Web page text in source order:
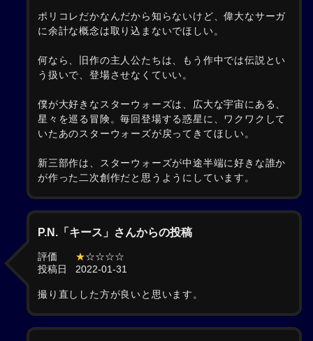
ポリコレだかなんだから知らないけど、偉大なサーガ
に余計な概念は取り込まないでほしい。
何なら、旧作の主人公たちは、もう作中では伝説とい
う扱いで、登場させなくていい。
僕が大好きなスターウォーズは、広大な宇宙にある、
星々を巡る冒険。毎回登場する惑星に、ワクワクして
いたあのスターウォーズが戻ってきてほしい。
新三部作は、スターウォーズが中途半端に好きな誰か
が作った二次創作だと思うようにしています。
P.N.「キース」さんからの投稿
評価 ★☆☆☆☆
投稿日
2022-01-31
撮り直しした方が良いと思います。